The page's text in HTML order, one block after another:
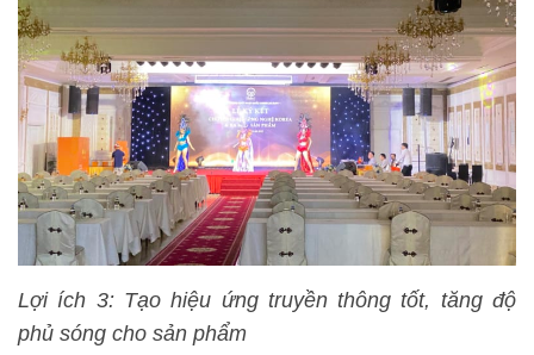
Lợi ích 3: Tạo hiệu ứng truyền thông tốt, tăng độ
phủ sóng cho sản phẩm